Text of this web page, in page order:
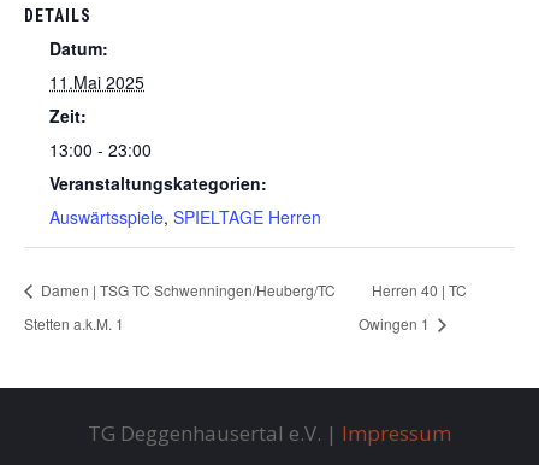
DETAILS
Datum:
11.Mai 2025
Zeit:
13:00 - 23:00
Veranstaltungskategorien:
Auswärtsspiele, SPIELTAGE Herren
Damen | TSG TC Schwenningen/Heuberg/TC
Stetten a.k.M. 1
Herren 40 | TC
Owingen 1
TG Deggenhausertal e.V. | Impressum